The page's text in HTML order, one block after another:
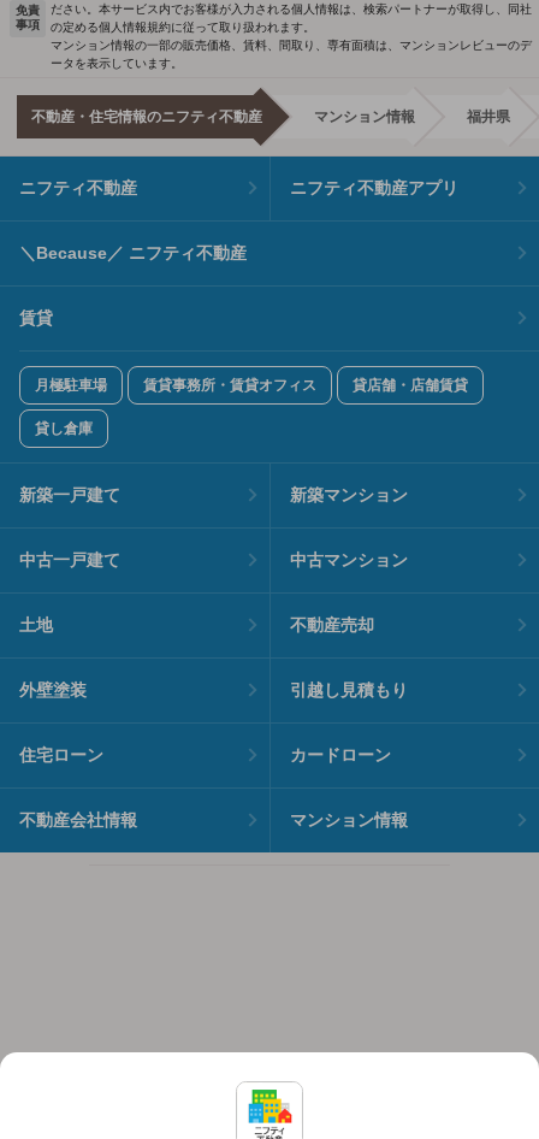
免責
事項
ださい。本サービス内でお客様が入力される個人情報は、検索パートナーが取得し、同社
の定める個人情報規約に従って取り扱われます。
マンション情報の一部の販売価格、賃料、間取り、専有面積は、マンションレビューのデ
ータを表示しています。
不動産・住宅情報のニフティ不動産 マンション情報 福井県
ニフティ不動産 ニフティ不動産アプリ
＼Because／ ニフティ不動産
賃貸
月極駐車場 賃貸事務所・賃貸オフィス 貸店舗・店舗賃貸
貸し倉庫
新築一戸建て 新築マンション
中古一戸建て 中古マンション
土地 不動産売却
外壁塗装 引越し見積もり
住宅ローン カードローン
不動産会社情報 マンション情報